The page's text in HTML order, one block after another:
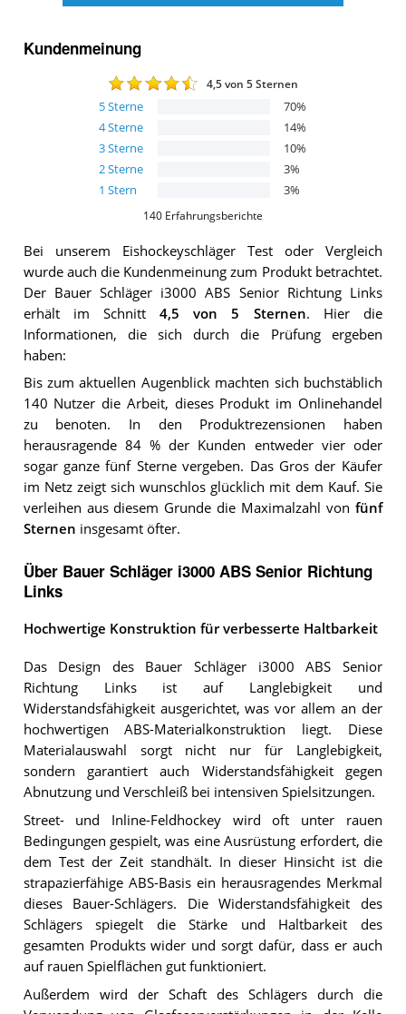
Kundenmeinung
4,5von 5 Sternen
5Sterne 70%
4Sterne 14%
3Sterne 10%
2Sterne 3%
1 Stern 3%
140 Erfahrungsberichte
Bei unserem EishockeyschlägerTest oder Vergleich
wurde auch die Kundenmeinung zum Produkt betrachtet.
Der Bauer Schläger i3000 ABS Senior Richtung Links
erhält im Schnitt4,5 von 5 Sternen. Hier die
Informationen, die sich durch die Prüfung ergeben
haben:
Bis zum aktuellen Augenblick machten sich buchstäblich
140 Nutzer die Arbeit, dieses Produkt im Onlinehandel
zu benoten. In den Produktrezensionen haben
herausragende 84 % der Kunden entweder vier oder
sogar ganze fünf Sterne vergeben. Das Gros der Käufer
im Netz zeigt sich wunschlos glücklich mit dem Kauf. Sie
verleihen aus diesem Grunde die Maximalzahl von fünf
Sternen insgesamt öfter.
Über Bauer Schläger i3000 ABS Senior Richtung
Links
Hochwertige Konstruktion für verbesserte Haltbarkeit
Das Design des Bauer Schläger i3000 ABS Senior
Richtung Links ist auf Langlebigkeit und
Widerstandsfähigkeit ausgerichtet, was vor allem an der
hochwertigen ABS-Materialkonstruktion liegt. Diese
Materialauswahl sorgt nicht nur für Langlebigkeit,
sondern garantiert auch Widerstandsfähigkeit gegen
Abnutzung und Verschleiß bei intensiven Spielsitzungen.
Street- und Inline-Feldhockey wird oft unter rauen
Bedingungen gespielt, was eine Ausrüstung erfordert, die
dem Test der Zeit standhält. In dieser Hinsicht ist die
strapazierfähige ABS-Basis ein herausragendes Merkmal
dieses Bauer-Schlägers. Die Widerstandsfähigkeit des
Schlägers spiegelt die Stärke und Haltbarkeit des
gesamten Produkts wider und sorgt dafür, dass er auch
auf rauen Spielflächen gut funktioniert.
Außerdem wird der Schaft des Schlägers durch die